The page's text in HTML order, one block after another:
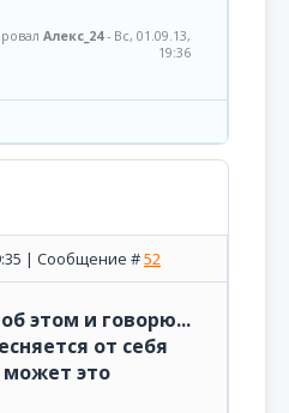
Алекс_24- Вс, 01.09.13,
19:36
| Сообщение #52
этом и говорю...
от себя
это